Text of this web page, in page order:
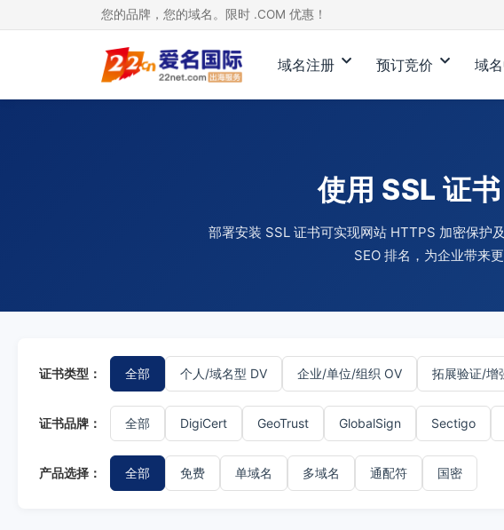
您的品牌，您的域名。限时 .COM 优惠！
域名注册 预订竞价 域
使用 SSL 证
部署安装 SSL 证书可实现网站 HTTPS 加密保护
SEO 排名，为企业带来
证书类型： 全部 个人/域名型 DV 企业/单位/组织 OV 拓展验证/增
证书品牌： 全部 DigiCert GeoTrust GlobalSign Sectigo
产品选择： 全部 免费 单域名 多域名 通配符 国密